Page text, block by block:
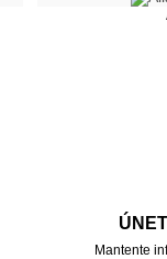
Mantente